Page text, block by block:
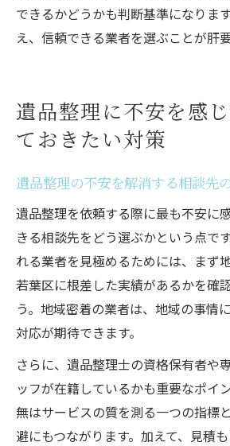
できるかどうかも判断基準になりま
え、信頼できる業者を選ぶことが肝要
遺品整理に不安を感
ておきたい対策
遺品整理の不安を解消する相談先
遺品整理を依頼する際に最も不安に
きる相談先をどう選ぶかという点で
れる業者を見極めるためには、まず
若葉区に根差した実績があるかを確
う。地域密着の業者は、地域の事情
対応が期待できます。
さらに、遺品整理士の資格保有者や
ッフが在籍しているかも重要なポイ
無はサービスの質を測る一つの指標
避にもつながります。加えて、見積